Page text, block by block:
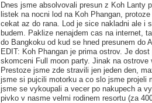
Dnes jsme absolvovali presun z Koh Lanty
listek na nocni lod na Koh Phangan,
cekat az do rana. Lod je sice nakladni ale i
budem. Paklize nenajdem cas na internet,
do Bangkoku od kud se hned presunem do
EDIT: Koh Phangan je prima ostrov. Je
skomceni Full moon party. Jinak na
Prestoze jsme zde stravili jen jeden den,
jsme si pujcili motorku a co slo jsme projeli
jsme se vykoupali a vecer po nakupech a
pivko v nasme velmi rodinem resortu (za